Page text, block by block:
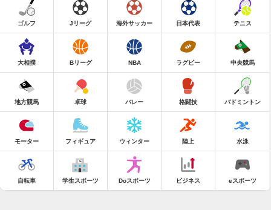
ゴルフ Jリーグ 海外サッカー 日本代表 テニス
大相撲 Bリーグ NBA ラグビー 中央競馬
地方競馬 卓球 バレー 格闘技 バドミントン
モーター フィギュア ウィンター 陸上 水泳
自転車 学生スポーツ Doスポーツ ビジネス eスポーツ